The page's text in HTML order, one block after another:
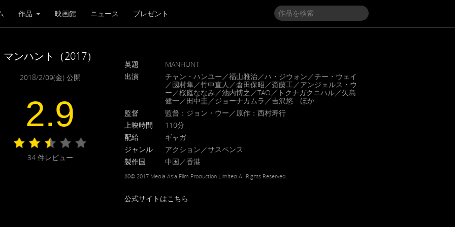
作品 映画館 ニュース プレゼント
マンハント（2017）
2018/2/09(金) 公開
2.9
34件レビュー
英題
MANHUNT
出演
チャン・ハンユー／福山雅治／ハ・ジウォン／チー・ウェイ
／國村隼／竹中直人／倉田保昭／斎藤工／アンジェルス・ウ
ー／桜庭ななみ／池内博之／TAO／トクナガクニハル／矢島
健一／田中圭／ジョーナカムラ／吉沢悠 ほか
監督
監督：ジョン・ウー／原作：西村寿行
上映時間
110分
配給
ギャガ
ジャンル
アクション／サスペンス
製作国
中国／香港
80© 2017 Media Asia Film Production Limited All Rights Reserved.
公式サイトはこちら